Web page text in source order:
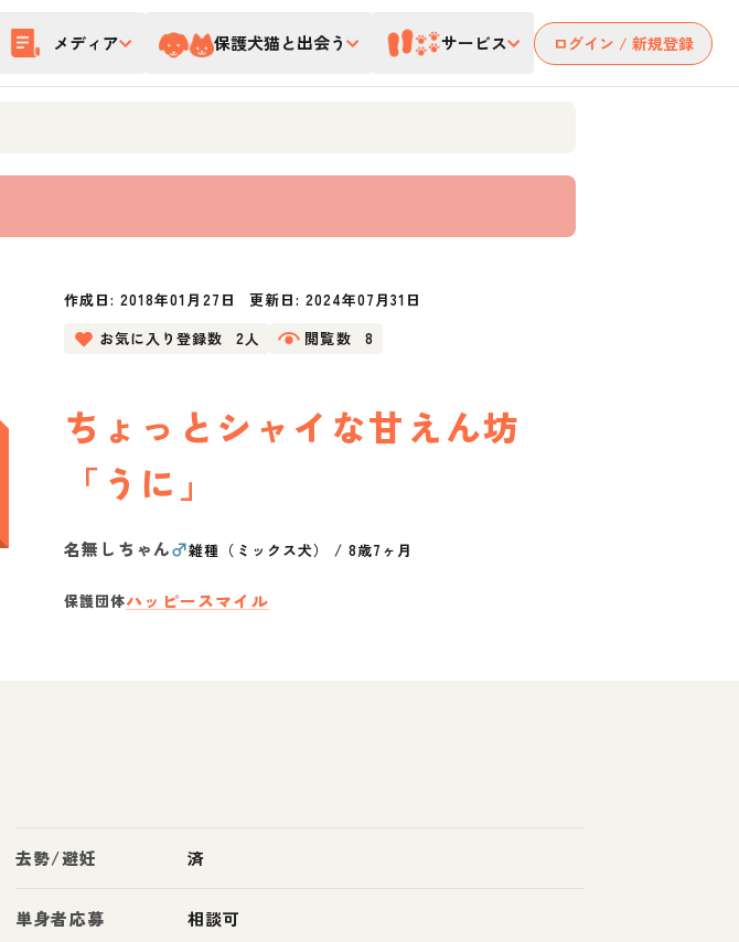
メディア 保護犬猫と出会う サービス ログイン / 新規登録
作成日:2018年01月27日 更新日: 2024年07月31日
お気に入り登録数
2人 閲覧数 8
ちょっとシャイな甘えん坊
「うに」
名無しちゃん♂雑種（ミックス犬） / 8歳7ヶ月
保護団体ハッピースマイル
去勢/避妊 済
単身者応募 相談可